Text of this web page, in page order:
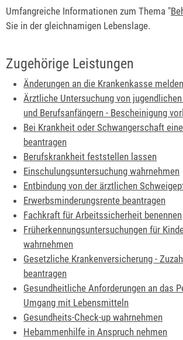
Umfangreiche Informationen zum Thema "
Sie in der gleichnamigen Lebenslage.
Zugehörige Leistungen
Änderungen an die Krankenkasse melden
Ärztliche Untersuchung von
und Berufsanfängern - Bescheinigung
Bei Krankheit oder Schwangerschaft
beantragen
Berufskrankheit feststellen lassen
Einschulungsuntersuchung wahrnehmen
Entbindung von der ärztlichen
Erwerbsminderungsrente beantragen
Fachkraft für Arbeitssicherheit benennen
Früherkennungsuntersuchungen für
wahrnehmen
Gesetzliche Krankenversicherung -
beantragen
Gesundheitliche Anforderungen an das
Umgang mit Lebensmitteln
Gesundheits-Check-up wahrnehmen
Hebammenhilfe in Anspruch nehmen